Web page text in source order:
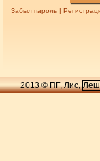
Забыл пароль|
2013 © ПГ, Лис,